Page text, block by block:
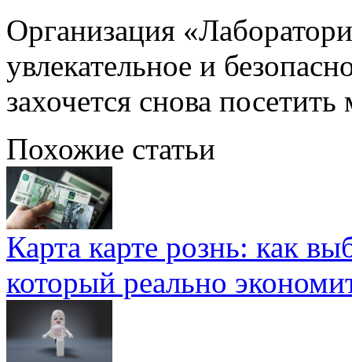
Организация
увлекательное и
захочется снова
Похожие статьи
Карта карте рознь: как
который реально